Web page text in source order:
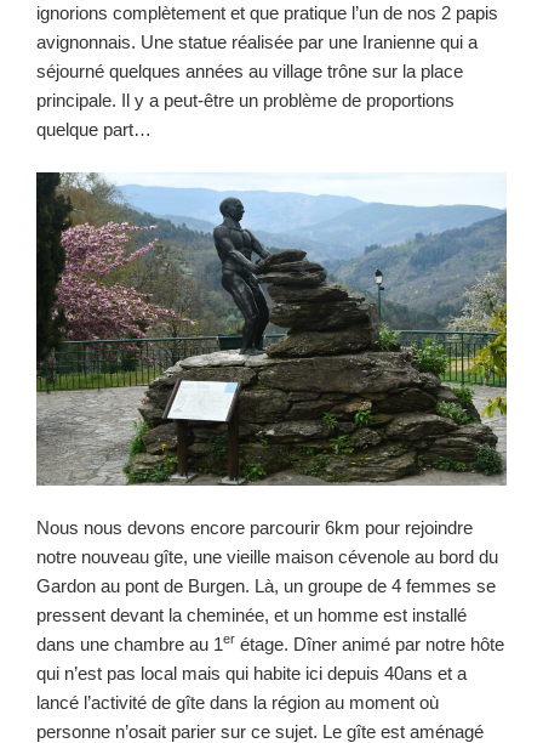
ignorions complètement et que pratique l’un de nos 2 papis
avignonnais. Une statue réalisée par une Iranienne qui a
séjourné quelques années au village trône sur la place
principale. Il y a peut-être un problème de proportions
quelque part…
Nous nous devons encore parcourir 6km pour rejoindre
notre nouveau gîte, une vieille maison cévenole au bord du
Gardon au pont de Burgen. Là, un groupe de 4 femmes se
pressent devant la cheminée, et un homme est installé
dans une chambre au 1er étage. Dîner animé par notre hôte
qui n’est pas local mais qui habite ici depuis 40ans et a
lancé l’activité de gîte dans la région au moment où
personne n’osait parier sur ce sujet. Le gîte est aménagé